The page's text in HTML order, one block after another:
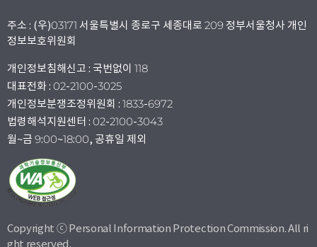
주소 : (우)03171 서울특별시 종로구 세종대로 209 정부서울청사 개인
정보보호위원회
개인정보침해신고 : 국번없이 118
대표전화 : 02-2100-3025
개인정보분쟁조정위원회 : 1833-6972
법령해석지원센터 : 02-2100-3043
월~금 9:00~18:00, 공휴일 제외
Copyright ⓒ Personal Information Protection Commission. All ri
ght reserved.